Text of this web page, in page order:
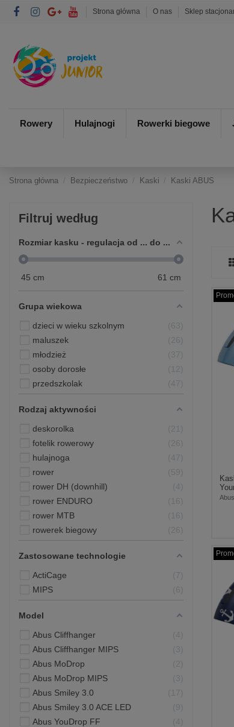
Strona główna O nas Sklep
Rowery Hulajnogi Rowerki biegowe
Strona główna Bezpieczeństwo Kaski Kaski ABUS
Abus
Filtruj według
Rozmiar kasku - regulacja od ... do ...
45 cm 61 cm
Grupa wiekowa
dzieci w wieku szkolnym
63
maluszek
26
młodzież
37
osoby dorosłe
przedszkolak
47
Rodzaj aktywności
deskorolka
fotelik rowerowy
26
hulajnoga
47
rower
59
rower DH (downhill)
4
rower ENDURO
16
rower MTB
16
rowerek biegowy
26
Zastosowane technologie
ActiCage
7
MIPS
6
Model
Abus Cliffhanger
4
Abus Cliffhanger MIPS
3
Abus MoDrop
Abus MoDrop MIPS
3
Abus Smiley 3.0
17
Abus Smiley 3.0 ACE LED
9
Abus YouDrop FF
4